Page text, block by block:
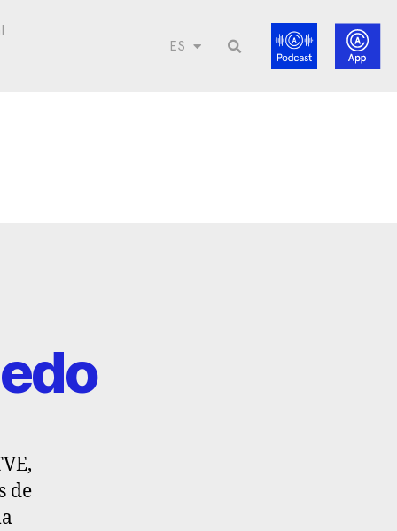
ES
de